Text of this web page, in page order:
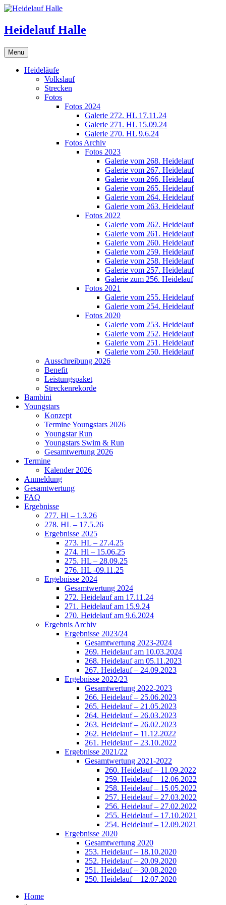
Skip
content
Heidelauf Halle
Menu
Heideläufe
Volkslauf
Strecken
Fotos
Fotos 2024
Galerie 272. HL 17.11.24
Galerie 271. HL 15.09.24
Galerie 270. HL 9.6.24
Fotos Archiv
Fotos 2023
Galerie vom 268. Heidelauf
Galerie vom 267. Heidelauf
Galerie vom 266. Heidelauf
Galerie vom 265. Heidelauf
Galerie vom 264. Heidelauf
Galerie vom 263. Heidelauf
Fotos 2022
Galerie vom 262. Heidelauf
Galerie vom 261. Heidelauf
Galerie vom 260. Heidelauf
Galerie vom 259. Heidelauf
Galerie vom 258. Heidelauf
Galerie vom 257. Heidelauf
Galerie zum 256. Heidelauf
Fotos 2021
Galerie vom 255. Heidelauf
Galerie vom 254. Heidelauf
Fotos 2020
Galerie vom 253. Heidelauf
Galerie vom 252. Heidelauf
Galerie vom 251. Heidelauf
Galerie vom 250. Heidelauf
Ausschreibung 2026
Benefit
Leistungspaket
Streckenrekorde
Bambini
Youngstars
Konzept
Termine Youngstars 2026
Youngstar Run
Youngstars Swim & Run
Gesamtwertung 2026
Termine
Kalender 2026
Anmeldung
Gesamtwertung
FAQ
Ergebnisse
277. Hl – 1.3.26
278. HL – 17.5.26
Ergebnisse 2025
273. HL – 27.4.25
274. Hl – 15.06.25
275. HL – 28.09.25
276. HL -09.11.25
Ergebnisse 2024
Gesamtwertung 2024
272. Heidelauf am 17.11.24
271. Heidelauf am 15.9.24
270. Heidelauf am 9.6.2024
Ergebnis Archiv
Ergebnisse 2023/24
Gesamtwertung 2023-2024
269. Heidelauf am 10.03.2024
268. Heidelauf am 05.11.2023
267. Heidelauf – 24.09.2023
Ergebnisse 2022/23
Gesamtwertung 2022-2023
266. Heidelauf – 25.06.2023
265. Heidelauf – 21.05.2023
264. Heidelauf – 26.03.2023
263. Heidelauf – 26.02.2023
262. Heidelauf – 11.12.2022
261. Heidelauf – 23.10.2022
Ergebnisse 2021/22
Gesamtwertung 2021-2022
260. Heidelauf – 11.09.2022
259. Heidelauf – 12.06.2022
258. Heidelauf – 15.05.2022
257. Heidelauf – 27.03.2022
256. Heidelauf – 27.02.2022
255. Heidelauf – 17.10.2021
254. Heidelauf – 12.09.2021
Ergebnisse 2020
Gesamtwertung 2020
253. Heidelauf – 18.10.2020
252. Heidelauf – 20.09.2020
251. Heidelauf – 30.08.2020
250. Heidelauf – 12.07.2020
Home